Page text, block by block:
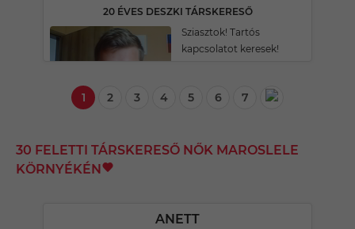
20 ÉVES DESZKI TÁRSKERESŐ
Sziasztok! Tartós
kapcsolatot keresek!
1 2 3 4 5 6 7
30 FELETTI TÁRSKERESŐ NŐK MAROSLELE
KÖRNYÉKÉN
ANETT